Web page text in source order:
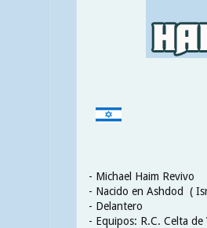
- Michael Haim Revivo
- Nacido en Ashdod (
- Delantero
- Equipos: R.C. Celta